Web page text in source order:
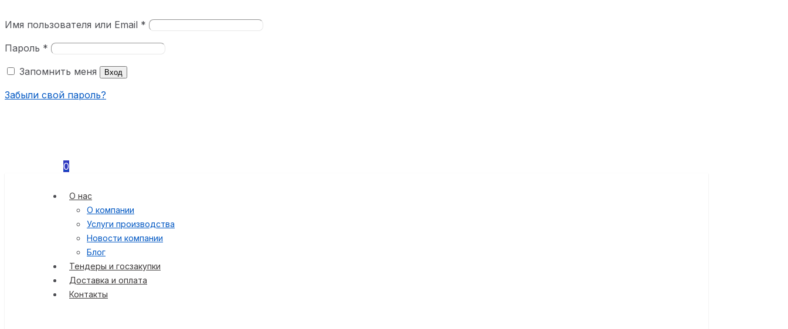
Имя пользователя или Email *
Пароль *
Запомнить меня
Вход
Забыли свой пароль?
0
О нас
О компании
Услуги производства
Новости компании
Блог
Тендеры и госзакупки
Доставка и оплата
Контакты